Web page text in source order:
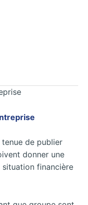
tenue de publier
donner une
financière